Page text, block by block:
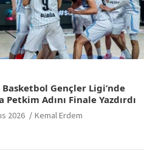
Gençler Ligi’nde
Petkim Adını Finale Yazdırdı
2026 Kemal Erdem